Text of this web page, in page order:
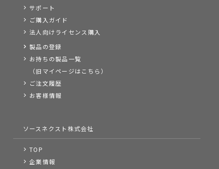
サポート
ご購入ガイド
法人向けライセンス購入
製品の登録
お持ちの製品一覧
（旧マイページはこちら）
ご注文履歴
お客様情報
ソースネクスト株式会社
TOP
企業情報